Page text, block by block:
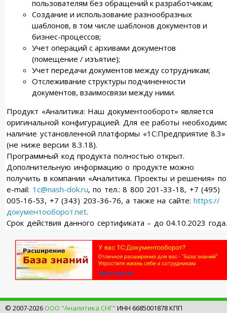
пользователям без обращений к разработчикам;
Создание и использование разнообразных
шаблонов, в том числе шаблонов документов и
бизнес-процессов;
Учет операций с архивами документов
(помещение / изъятие);
Учет передачи документов между сотрудникам;
Отслеживание структуры подчиненности
документов, взаимосвязи между ними.
Продукт «Аналитика: Наш документооборот» является
оригинальной конфигурацией. Для ее работы
наличие установленной платформы «1С:Предприятие 8.3»
(не ниже версии 8.3.18).
Программный код продукта полностью открыт.
Дополнительную информацию о продукте можно
получить в компании «Аналитика. Проекты и решения» по
e-mail: 1c@nash-dok.ru, по тел.: 8 800 201-33-18, +7 (495)
005-16-53, +7 (343) 203-36-76, а также на сайте: https://
документооборот.net.
Срок действия данного сертификата – до 04.10.2023 года.
© 2007-2026ООО "Аналитика СНГ" ИНН 6685001878 КПП